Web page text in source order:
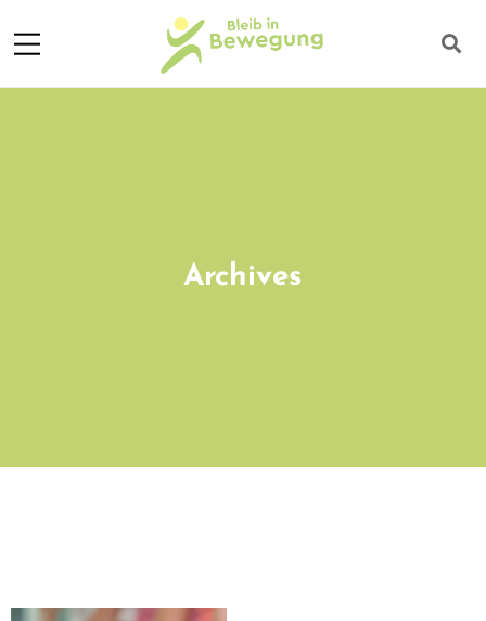
Archives